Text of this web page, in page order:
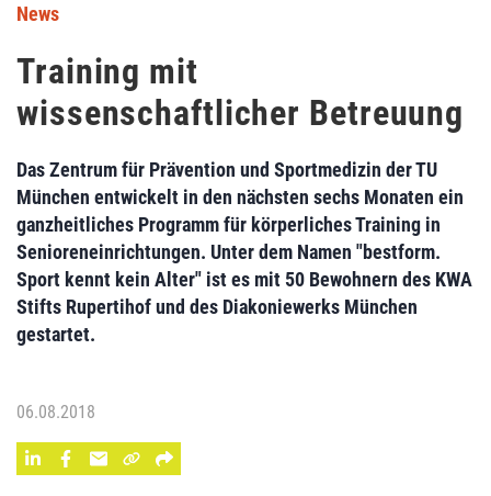
News
Training mit
wissenschaftlicher Betreuung
Das Zentrum für Prävention und Sportmedizin der TU
München entwickelt in den nächsten sechs Monaten ein
ganzheitliches Programm für körperliches Training in
Senioreneinrichtungen. Unter dem Namen "bestform.
Sport kennt kein Alter" ist es mit 50 Bewohnern des KWA
Stifts Rupertihof und des Diakoniewerks München
gestartet.
06.08.2018